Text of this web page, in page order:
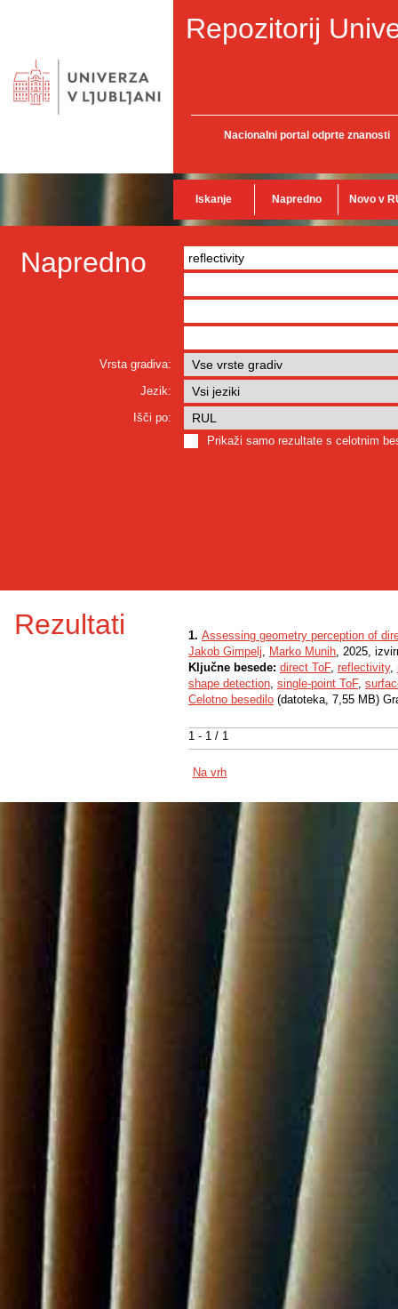
Repozitorij
Nacionalni portal odprte znanosti
Iskanje Napredno Novo v
Napredno
Vrsta gradiva:
Jezik:
Išči po:
Prikaži samo rezultate s celotnim
Rezultati
1 - 1 / 1
1. Assessing geometry perception of
Jakob Gimpelj, Marko Munih, 2025,
Ključne besede: direct ToF, reflectivity,
shape detection, single-point ToF,
Celotno besedilo (datoteka, 7,55 MB)
Na vrh